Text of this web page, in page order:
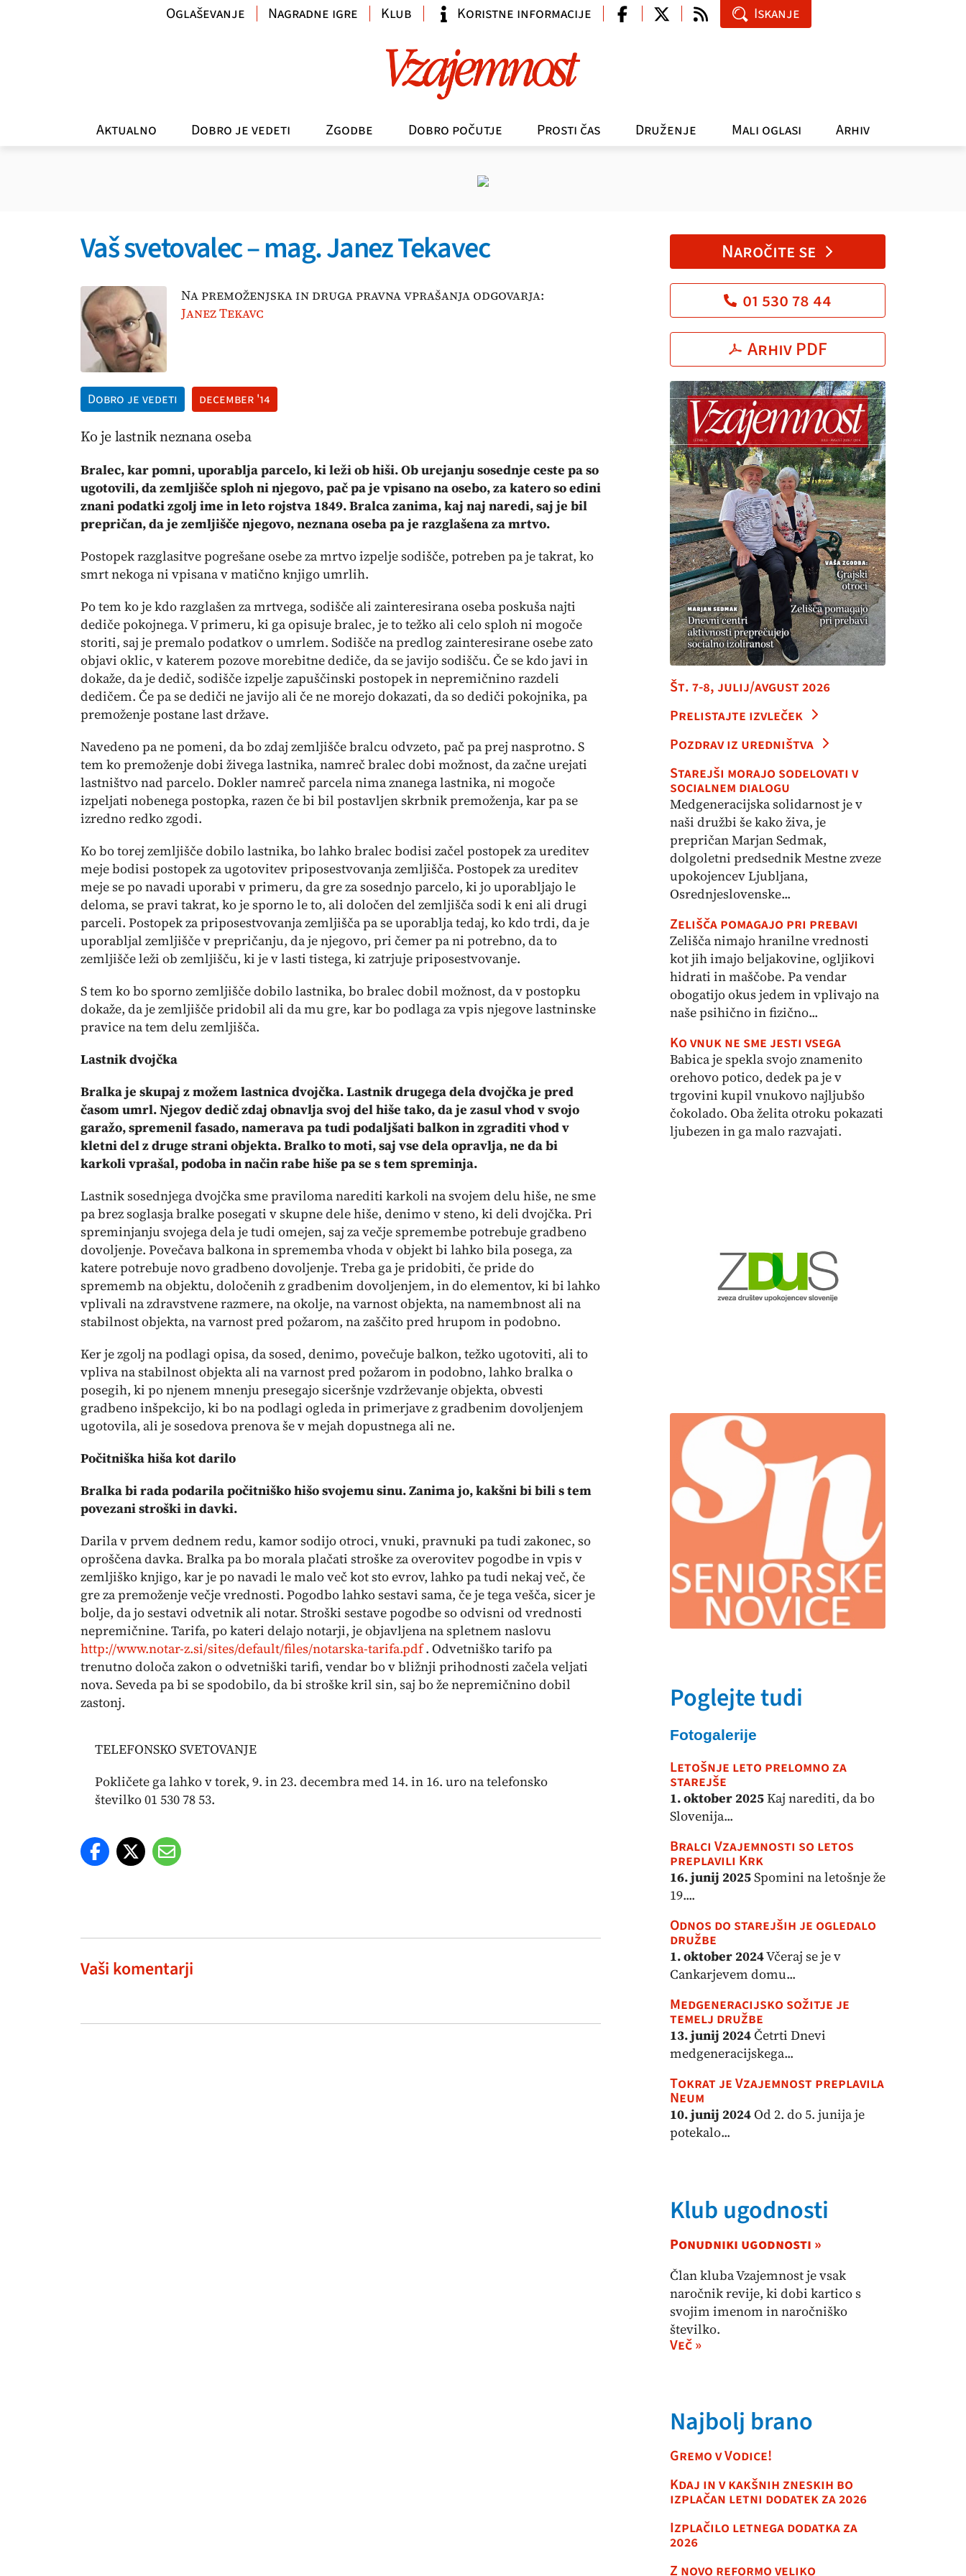
Aktualno Dobro je vedeti Zgodbe Dobro počutje Prosti čas Druženje Mali oglasi Arhiv
Oglaševanje Nagradne igre Klub Koristne informacije Iskanje
Vaš svetovalec – mag. Janez Tekavec
Na premoženjska in druga pravna vprašanja odgovarja:
Janez Tekavc
Dobro je vedeti december '14
Ko je lastnik neznana oseba
Bralec, kar pomni, uporablja parcelo, ki leži ob hiši. Ob urejanju sosednje ceste pa so
ugotovili, da zemljišče sploh ni njegovo, pač pa je vpisano na osebo, za katero so edini
znani podatki zgolj ime in leto rojstva 1849. Bralca zanima, kaj naj naredi, saj je bil
prepričan, da je zemljišče njegovo, neznana oseba pa je razglašena za mrtvo.
Postopek razglasitve pogrešane osebe za mrtvo izpelje sodišče, potreben pa je takrat, ko
smrt nekoga ni vpisana v matično knjigo umrlih.
Po tem ko je kdo razglašen za mrtvega, sodišče ali zainteresirana oseba poskuša najti
dediče pokojnega. V primeru, ki ga opisuje bralec, je to težko ali celo sploh ni mogoče
storiti, saj je premalo podatkov o umrlem. Sodišče na predlog zainteresirane osebe zato
objavi oklic, v katerem pozove morebitne dediče, da se javijo sodišču. Če se kdo javi in
dokaže, da je dedič, sodišče izpelje zapuščinski postopek in nepremičnino razdeli
dedičem. Če pa se dediči ne javijo ali če ne morejo dokazati, da so dediči pokojnika, pa
premoženje postane last države.
Navedeno pa ne pomeni, da bo zdaj zemljišče bralcu odvzeto, pač pa prej nasprotno. S
tem ko premoženje dobi živega lastnika, namreč bralec dobi možnost, da začne urejati
lastništvo nad parcelo. Dokler namreč parcela nima znanega lastnika, ni mogoče
izpeljati nobenega postopka, razen če bi bil postavljen skrbnik premoženja, kar pa se
izredno redko zgodi.
Ko bo torej zemljišče dobilo lastnika, bo lahko bralec bodisi začel postopek za ureditev
meje bodisi postopek za ugotovitev priposestvovanja zemljišča. Postopek za ureditev
meje se po navadi uporabi v primeru, da gre za sosednjo parcelo, ki jo uporabljajo le
deloma, se pravi takrat, ko je sporno le to, ali določen del zemljišča sodi k eni ali drugi
parceli. Postopek za priposestvovanja zemljišča pa se uporablja tedaj, ko kdo trdi, da je
uporabljal zemljišče v prepričanju, da je njegovo, pri čemer pa ni potrebno, da to
zemljišče leži ob zemljišču, ki je v lasti tistega, ki zatrjuje priposestvovanje.
S tem ko bo sporno zemljišče dobilo lastnika, bo bralec dobil možnost, da v postopku
dokaže, da je zemljišče pridobil ali da mu gre, kar bo podlaga za vpis njegove lastninske
pravice na tem delu zemljišča.
Lastnik dvojčka
Bralka je skupaj z možem lastnica dvojčka. Lastnik drugega dela dvojčka je pred
časom umrl. Njegov dedič zdaj obnavlja svoj del hiše tako, da je zasul vhod v svojo
garažo, spremenil fasado, namerava pa tudi podaljšati balkon in zgraditi vhod v
kletni del z druge strani objekta. Bralko to moti, saj vse dela opravlja, ne da bi
karkoli vprašal, podoba in način rabe hiše pa se s tem spreminja.
Lastnik sosednjega dvojčka sme praviloma narediti karkoli na svojem delu hiše, ne sme
pa brez soglasja bralke posegati v skupne dele hiše, denimo v steno, ki deli dvojčka. Pri
spreminjanju svojega dela je tudi omejen, saj za večje spremembe potrebuje gradbeno
dovoljenje. Povečava balkona in sprememba vhoda v objekt bi lahko bila posega, za
katere potrebuje novo gradbeno dovoljenje. Treba ga je pridobiti, če pride do
sprememb na objektu, določenih z gradbenim dovoljenjem, in do elementov, ki bi lahko
vplivali na zdravstvene razmere, na okolje, na varnost objekta, na namembnost ali na
stabilnost objekta, na varnost pred požarom, na zaščito pred hrupom in podobno.
Ker je zgolj na podlagi opisa, da sosed, denimo, povečuje balkon, težko ugotoviti, ali to
vpliva na stabilnost objekta ali na varnost pred požarom in podobno, lahko bralka o
posegih, ki po njenem mnenju presegajo siceršnje vzdrževanje objekta, obvesti
gradbeno inšpekcijo, ki bo na podlagi ogleda in primerjave z gradbenim dovoljenjem
ugotovila, ali je sosedova prenova še v mejah dopustnega ali ne.
Počitniška hiša kot darilo
Bralka bi rada podarila počitniško hišo svojemu sinu. Zanima jo, kakšni bi bili s tem
povezani stroški in davki.
Darila v prvem dednem redu, kamor sodijo otroci, vnuki, pravnuki pa tudi zakonec, so
oproščena davka. Bralka pa bo morala plačati stroške za overovitev pogodbe in vpis v
zemljiško knjigo, kar je po navadi le malo več kot sto evrov, lahko pa tudi nekaj več, če
gre za premoženje večje vrednosti. Pogodbo lahko sestavi sama, če je tega vešča, sicer je
bolje, da jo sestavi odvetnik ali notar. Stroški sestave pogodbe so odvisni od vrednosti
nepremičnine. Tarifa, po kateri delajo notarji, je objavljena na spletnem naslovu
http://www.notar-z.si/sites/default/files/notarska-tarifa.pdf. Odvetniško tarifo pa
trenutno določa zakon o odvetniški tarifi, vendar bo v bližnji prihodnosti začela veljati
nova. Seveda pa bi se spodobilo, da bi stroške kril sin, saj bo že nepremičnino dobil
zastonj.
TELEFONSKO SVETOVANJE
Pokličete ga lahko v torek, 9. in 23. decembra med 14. in 16. uro na telefonsko
številko 01 530 78 53.
Vaši komentarji
Naročite se
01 530 78 44
Arhiv PDF
Št. 7-8, julij/avgust 2026
Prelistajte izvleček
Pozdrav iz uredništva
Starejši morajo sodelovati v
socialnem dialogu
Medgeneracijska solidarnost je v
naši družbi še kako živa, je
prepričan Marjan Sedmak,
dolgoletni predsednik Mestne zveze
upokojencev Ljubljana,
Osrednjeslovenske...
Zelišča pomagajo pri prebavi
Zelišča nimajo hranilne vrednosti
kot jih imajo beljakovine, ogljikovi
hidrati in maščobe. Pa vendar
obogatijo okus jedem in vplivajo na
naše psihično in fizično...
Ko vnuk ne sme jesti vsega
Babica je spekla svojo znamenito
orehovo potico, dedek pa je v
trgovini kupil vnukovo najljubšo
čokolado. Oba želita otroku pokazati
ljubezen in ga malo razvajati.
Poglejte tudi
Fotogalerije
Letošnje leto prelomno za
starejše
1. oktober 2025Kaj narediti, da bo
Slovenija...
Bralci Vzajemnosti so letos
preplavili Krk
16. junij 2025Spomini na letošnje že
19....
Odnos do starejših je ogledalo
družbe
1. oktober 2024Včeraj se je v
Cankarjevem domu...
Medgeneracijsko sožitje je
temelj družbe
13. junij 2024Četrti Dnevi
medgeneracijskega...
Tokrat je Vzajemnost preplavila
Neum
10. junij 2024Od 2. do 5. junija je
potekalo...
Klub ugodnosti
Ponudniki ugodnosti »
Član kluba Vzajemnost je vsak
naročnik revije, ki dobi kartico s
svojim imenom in naročniško
številko.
Več »
Najbolj brano
Gremo v Vodice!
Kdaj in v kakšnih zneskih bo
izplačan letni dodatek za 2026
Izplačilo letnega dodatka za
2026
Z novo reformo veliko